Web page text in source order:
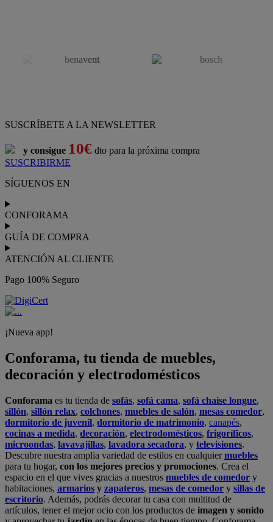
SUSCRÍBETE A LA NEWSLETTER
y consigue 10€ dto para la próxima compra
SUSCRIBIRME
SÍGUENOS EN
CONFORAMA
GUÍA DE COMPRA
ATENCIÓN AL CLIENTE
Pago 100% Seguro
¡Nueva app!
Conforama, tu tienda de muebles,
decoración y electrodomésticos
Conforama es tu tienda de sofás, sofá cama, sofá chaise longue,
sillón, sillón relax, colchones, muebles de salón, mesas comedor,
dormitorio de juvenil, dormitorio de matrimonio, canapés,
cocinas a medida, decoración, electrodomésticos, frigoríficos,
microondas, lavavajillas, lavadora secadora, y televisiones.
Descubre nuestra amplia variedad de estilos en cualquiermuebles
para tu hogar, con los mejores precios y promociones. Crea el
espacio en el que vives gracias a nuestros muebles de comedor y
habitaciones, armarios y zapateros, mesas de comedor y sillas de
escritorio. Además, podrás decorar tu casa con multitud de
artículos, tener el mejor ocio con los productos de imagen y sonido